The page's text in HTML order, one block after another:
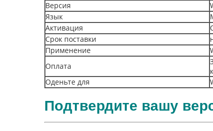
Версия
Язык
Активация
Срок поставки
Применение
Оплата
Оденьте для
Подтвердите вашу